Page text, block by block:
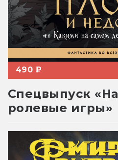
490 ₽
Спецвыпуск
ролевые игры»